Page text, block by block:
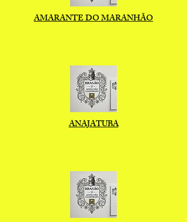
AMARANTE DO MARANHÃO
ANAJATUBA